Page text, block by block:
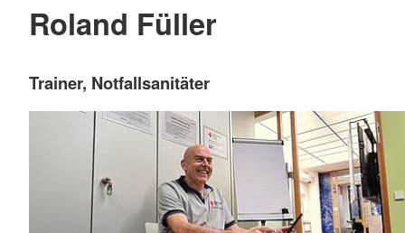
Roland Füller
Trainer, Notfallsanitäter